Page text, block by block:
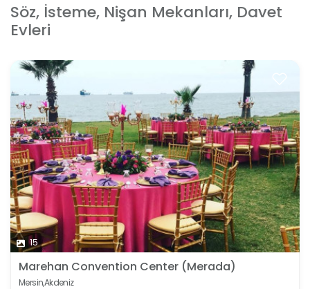
Söz, İsteme, Nişan Mekanları, Davet
Evleri
15
Marehan Convention Center (Merada)
Mersin,Akdeniz